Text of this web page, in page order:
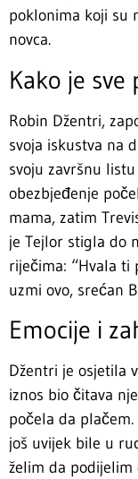
poklonima koji su
novca.
Kako je sve
Robin Džentri,
svoja iskustva na
svoju završnu
obezbjeđenje
mama, zatim
je Tejlor stigla do
riječima: “Hvala ti
uzmi ovo, srećan
Emocije i
Džentri je osjetila
iznos bio čitava
počela da
još uvijek bile u
želim da